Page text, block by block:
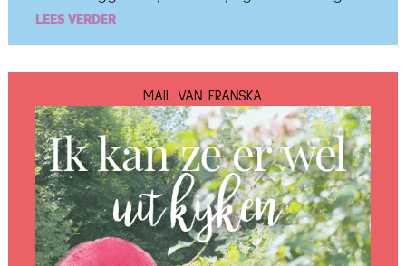
LEES VERDER
MAIL VAN FRANSKA